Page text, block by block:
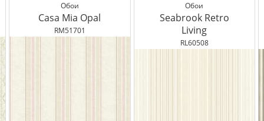
Обои
Casa Mia Opal
RM51701
Обои
Seabrook Retro
Living
RL60508